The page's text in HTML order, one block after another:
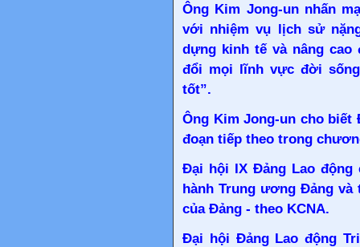
Ông Kim Jong-un nhấn
với nhiệm vụ lịch sử
dựng kinh tế và nâng cao
đổi mọi lĩnh vực đời
tốt”.
Ông Kim Jong-un cho biết
đoạn tiếp theo trong
Đại hội IX Đảng Lao động
hành Trung ương Đảng
của Đảng - theo KCNA.
Đại hội Đảng Lao động